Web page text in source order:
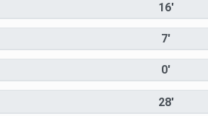
16'
7'
0'
28'